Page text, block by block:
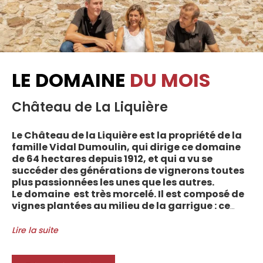
LE DOMAINE DU MOIS
Château de La Liquière
Le Château de la Liquière est la propriété de la
famille Vidal Dumoulin, qui dirige ce domaine
de 64 hectares depuis 1912, et qui a vu se
succéder des générations de vignerons toutes
plus passionnées les unes que les autres.
Le domaine est très morcelé. Il est composé de
vignes plantées au milieu de la garrigue : ce
entre les villages d’Autignac, Caussiniojouls,
l’Appellation. La grande majorité des parcelles,
Lire la suite